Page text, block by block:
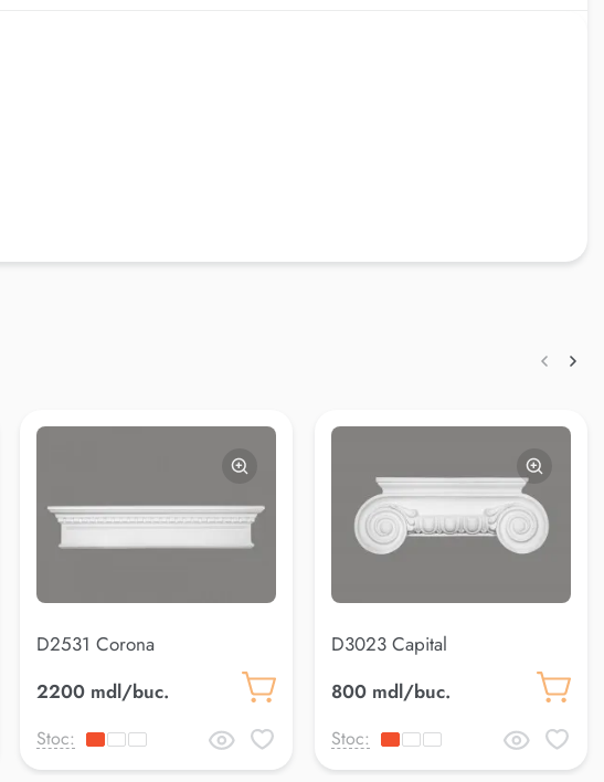
D2531 Corona
2200 mdl/buc.
Stoc:
D3023 Capital
800 mdl/buc.
Stoc: